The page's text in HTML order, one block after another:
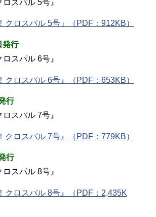
ロスパル 5号』
クロスパル 5号」（PDF：912KB）
発行
ロスパル 6号』
クロスパル 6号』（PDF：653KB）
行
ロスパル 7号』
クロスパル 7号』（PDF：779KB）
行
ロスパル 8号』
クロスパル 8号』（PDF：2,435K